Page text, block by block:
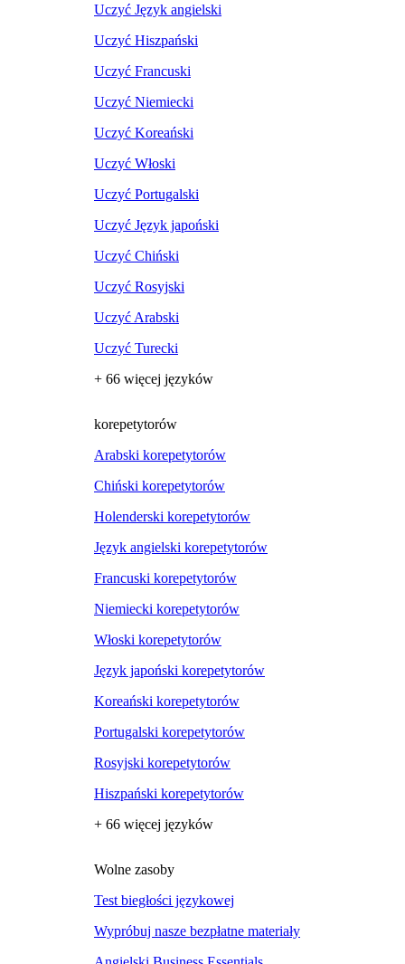
Uczyć Język angielski
Uczyć Hiszpański
Uczyć Francuski
Uczyć Niemiecki
Uczyć Koreański
Uczyć Włoski
Uczyć Portugalski
Uczyć Język japoński
Uczyć Chiński
Uczyć Rosyjski
Uczyć Arabski
Uczyć Turecki
+ 66 więcej języków
korepetytorów
Arabski korepetytorów
Chiński korepetytorów
Holenderski korepetytorów
Język angielski korepetytorów
Francuski korepetytorów
Niemiecki korepetytorów
Włoski korepetytorów
Język japoński korepetytorów
Koreański korepetytorów
Portugalski korepetytorów
Rosyjski korepetytorów
Hiszpański korepetytorów
+ 66 więcej języków
Wolne zasoby
Test biegłości językowej
Wypróbuj nasze bezpłatne materiały